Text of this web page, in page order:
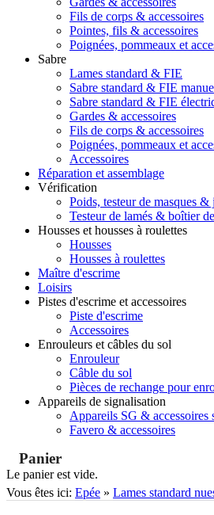
Fils de corps & accessoires
Pointes, fils & accessoires
Poignées, pommeaux et
Sabre
Lames standard & FIE
Sabre standard & FIE
Sabre standard & FIE
Gardes & accessoires
Fils de corps & accessoires
Poignées, pommeaux et
Accessoires
Réparation et assemblage
Vérification
Poids, testeur de masques &
Testeur de lamés & boîtier
Housses et housses à roulettes
Housses
Housses à roulettes
Maître d'escrime
Loisirs
Pistes d'escrime et accessoires
Piste d'escrime
Accessoires
Enrouleurs et câbles du sol
Enrouleur
Câble du sol
Pièces de rechange pour
Appareils de signalisation
Appareils SG & accessoires
Favero & accessoires
Panier
Le panier est vide.
Vous êtes ici: Epée » Lames standard